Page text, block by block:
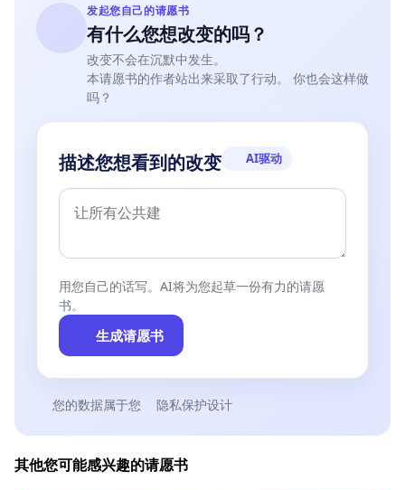
发起您自己的请愿书
有什么您想改变的吗？
改变不会在沉默中发生。
本请愿书的作者站出来采取了行动。 你也会这样做
吗？
描述您想看到的改变 AI驱动
用您自己的话写。AI将为您起草一份有力的请愿
书。
生成请愿书
您的数据属于您 隐私保护设计
其他您可能感兴趣的请愿书